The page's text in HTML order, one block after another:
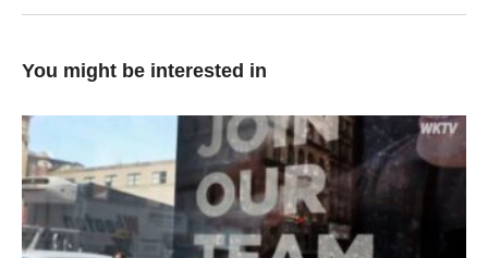
You might be interested in